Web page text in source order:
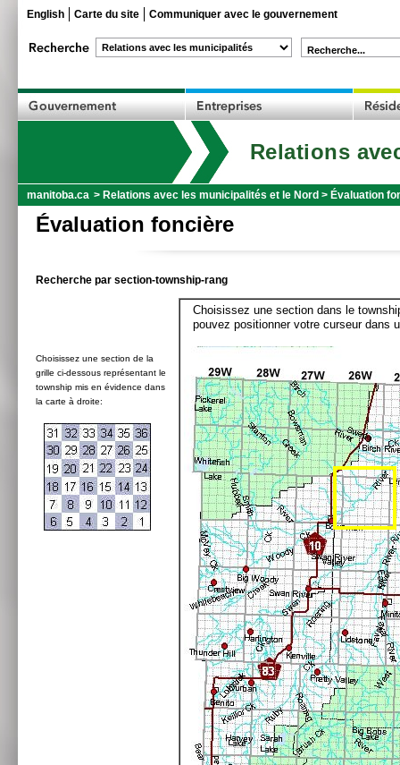
English Carte du site Communiquer avec le gouvernement
Recherche...
Relations
manitoba.ca > Relations avec les municipalités et le Nord > Évaluation
Évaluation foncière
Recherche par section-township-rang
Choisissez une section de la
grille ci-dessous représentant le
township mis en évidence dans
la carte à droite:
Choisissez une section dans le
pouvez positionner votre curseur dans